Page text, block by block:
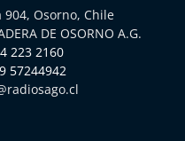
904, Osorno, Chile
DE OSORNO A.G.
223 2160
57244942